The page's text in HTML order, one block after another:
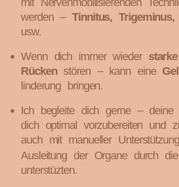
werden –Tinnitus, Trigeminus,
usw.
Wenn dich immer wieder
Rückenstören – kann eine
linderung bringen.
Ich begleite dich gerne – deine
dich optimal vorzubereiten und
auch mit manueller
Ausleitung der Organe durch
unterstüzten.